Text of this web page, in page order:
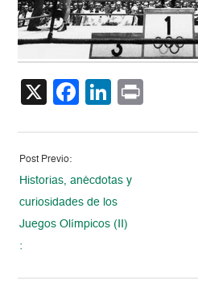
X Facebook
LinkedIn
Post Previo:
Historias, anécdotas y
curiosidades de los
Juegos Olímpicos (II)
: